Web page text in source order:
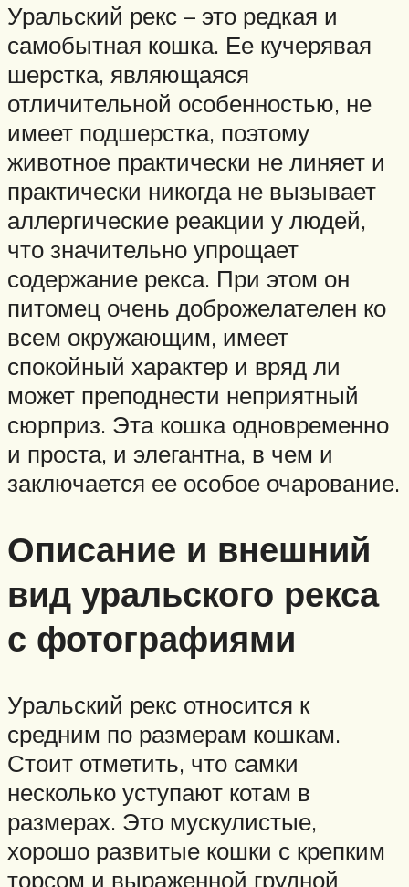
Уральский рекс – это редкая и
самобытная кошка. Ее кучерявая
шерстка, являющаяся
отличительной особенностью, не
имеет подшерстка, поэтому
животное практически не линяет и
практически никогда не вызывает
аллергические реакции у людей,
что значительно упрощает
содержание рекса. При этом он
питомец очень доброжелателен ко
всем окружающим, имеет
спокойный характер и вряд ли
может преподнести неприятный
сюрприз. Эта кошка одновременно
и проста, и элегантна, в чем и
заключается ее особое очарование.
Описание и внешний
вид уральского рекса
с фотографиями
Уральский рекс относится к
средним по размерам кошкам.
Стоит отметить, что самки
несколько уступают котам в
размерах. Это мускулистые,
хорошо развитые кошки с крепким
торсом и выраженной грудной